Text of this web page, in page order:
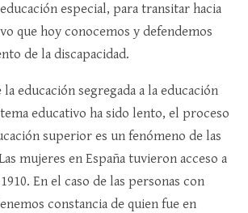
especial, para transitar hacia
que hoy conocemos y defendemos
de la discapacidad.
educación segregada a la educación
educativo ha sido lento, el proceso
superior es un fenómeno de las
mujeres en España tuvieron acceso a
En el caso de las personas con
constancia de quien fue en